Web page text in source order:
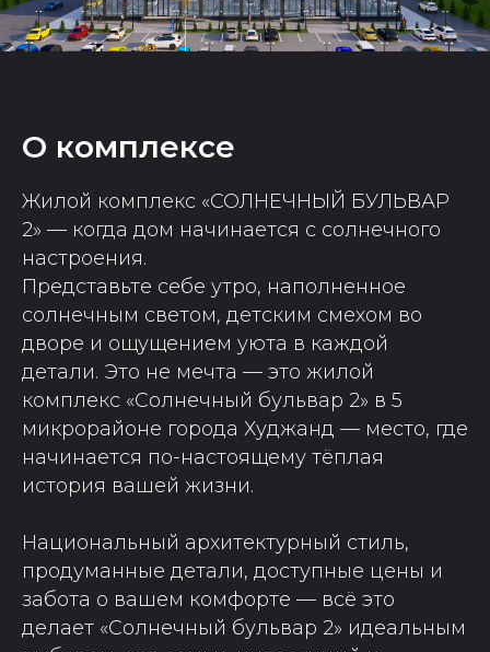
О комплексе
Жилой комплекс «СОЛНЕЧНЫЙ БУЛЬВАР
2» — когда дом начинается с солнечного
настроения.
Представьте себе утро, наполненное
солнечным светом, детским смехом во
дворе и ощущением уюта в каждой
детали. Это не мечта — это жилой
комплекс «Солнечный бульвар 2» в 5
микрорайоне города Худжанд — место, где
начинается по-настоящему тёплая
история вашей жизни.
Национальный архитектурный стиль,
продуманные детали, доступные цены и
забота о вашем комфорте — всё это
делает «Солнечный бульвар 2» идеальным